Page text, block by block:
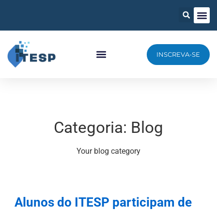
INSCREVA-SE
Categoria: Blog
Your blog category
Alunos do ITESP participam de